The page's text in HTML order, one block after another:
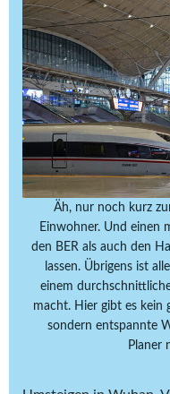
Äh, nur noch kurz
Einwohner. Und einen
den BER als auch den
lassen. Übrigens ist
einem
macht. Hier gibt es kein
sondern entspannte
Planer